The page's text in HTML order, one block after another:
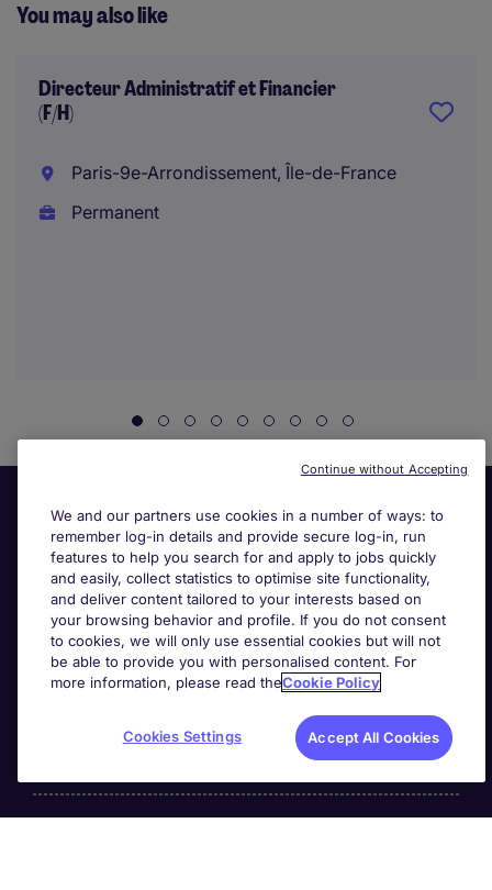
You may also like
Directeur Administratif et Financier
(F/H)
Paris-9e-Arrondissement, Île-de-France
Permanent
Useful links
We and our partners use cookies in a number of ways: to
remember log-in details and provide secure log-in, run
features to help you search for and apply to jobs quickly
and easily, collect statistics to optimise site functionality,
and deliver content tailored to your interests based on
your browsing behavior and profile. If you do not consent
to cookies, we will only use essential cookies but will not
be able to provide you with personalised content. For
more information, please read theCookie Policy
Cookies Settings Accept All Cookies
Continue without Accepting